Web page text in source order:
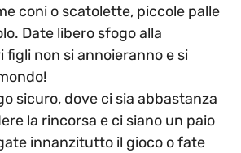
coni o scatolette, piccole palle
Date libero sfogo alla
non si annoieranno e si
sicuro, dove ci sia abbastanza
la rincorsa e ci siano un paio
innanzitutto il gioco o fate